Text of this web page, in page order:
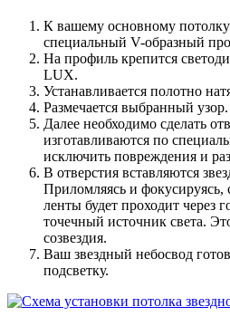
К вашему основному потолку
специальный V-образный
На профиль крепится
LUX.
Устанавливается полотно
Размечается выбранный узор.
Далее необходимо сделать
изготавливаются по
исключить повреждения и
В отверстия вставляются
Приломляясь и фокусируясь,
ленты будет проходит через
точечный источник света.
созвездия.
Ваш звездный небосвод
подсветку.